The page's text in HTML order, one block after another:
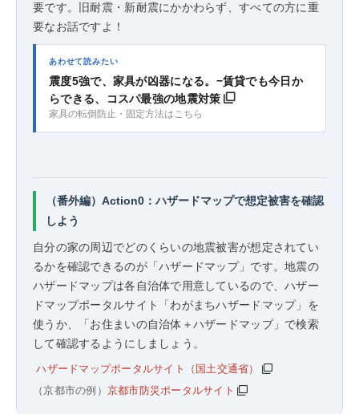
要です。旧耐震・新耐震にかかわらず、すべての方に重
要なお話ですよ！
あわせて読みたい
震度5強で、家具が凶器になる。−賃貸でも今日か
らできる、コスパ最強の地震対策
家具の転倒防止・固定方法はこちら
（番外編）Action0：ハザードマップで想定被害を確認
しよう
自分の家の周辺でどのくらいの地震被害が想定されてい
るかを確認できるのが「ハザードマップ」です。地震の
ハザードマップは各自治体で用意しているので、ハザー
ドマップポータルサイト「わがまちハザードマップ」を
使うか、「お住まいの自治体＋ハザードマップ」で検索
して確認するようにしましょう。
ハザードマップポータルサイト（国土交通省）
（京都市の例） 京都市防災ポータルサイト